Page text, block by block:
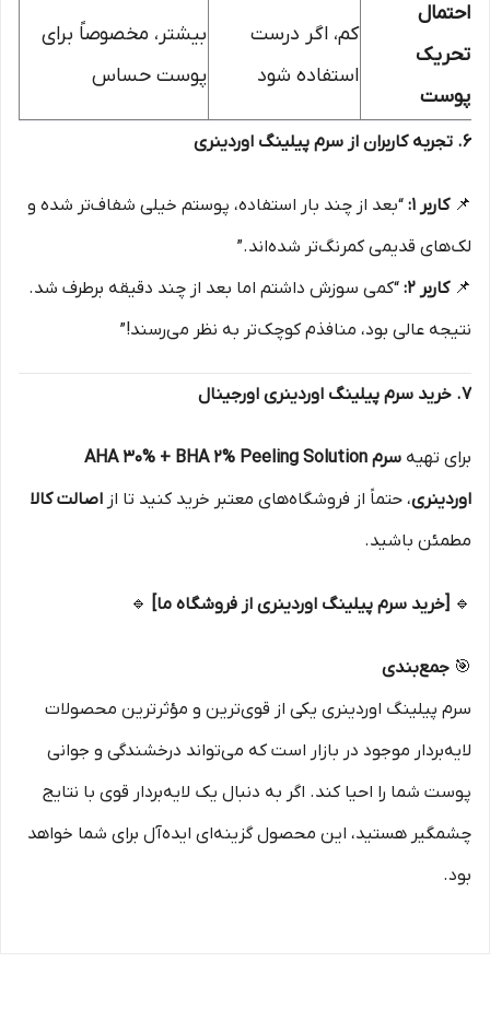
احتمال
تحریک
پوست
کم، اگر درست
استفاده شود
بیشتر، مخصوصاً برای
پوست حساس
۶. تجربه کاربران از سرم پیلینگ اوردینری
📌کاربر ۱:
“بعد از چند بار استفاده، پوستم خیلی شفاف‌تر شده و
لک‌های قدیمی کمرنگ‌تر شده‌اند.”
📌کاربر ۲:
“کمی سوزش داشتم اما بعد از چند دقیقه برطرف شد.
نتیجه عالی بود، منافذم کوچک‌تر به نظر می‌رسند!”
۷. خرید سرم پیلینگ اوردینری اورجینال
برای تهیه
سرم AHA 30% + BHA 2% Peeling Solution
اوردینری، حتماً از فروشگاه‌های معتبر خرید کنید تا از اصالت کالا
مطمئن باشید.
🔹 [خرید سرم پیلینگ اوردینری از فروشگاه ما] 🔹
🎯 جمع‌بندی
سرم پیلینگ اوردینری یکی از قوی‌ترین و مؤثرترین محصولات
لایه‌بردار موجود در بازار است که می‌تواند درخشندگی و جوانی
پوست شما را احیا کند. اگر به دنبال یک لایه‌بردار قوی با نتایج
چشمگیر هستید، این محصول گزینه‌ای ایده‌آل برای شما خواهد
بود.